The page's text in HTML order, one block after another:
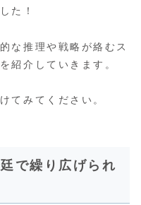
た！
な推理や戦略が絡むス
紹介していきます。
てみてください。
で繰り広げられ